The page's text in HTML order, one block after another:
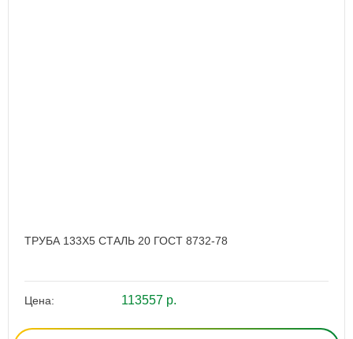
ТРУБА 133Х5 СТАЛЬ 20 ГОСТ 8732-78
Цена: 113557 р.